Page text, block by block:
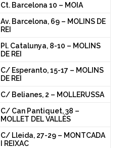
Ct. Barcelona 10 – MOIA
Av. Barcelona, 69 – MOLINS DE
REI
Pl. Catalunya, 8-10 – MOLINS
DE REI
C/ Esperanto, 15-17 – MOLINS
DE REI
C/ Belianes, 2 – MOLLERUSSA
C/ Can Pantiquet, 38 –
MOLLET DEL VALLÈS
C/ Lleida, 27-29 – MONTCADA
I REIXAC